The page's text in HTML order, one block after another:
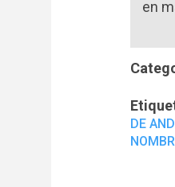
en
DE